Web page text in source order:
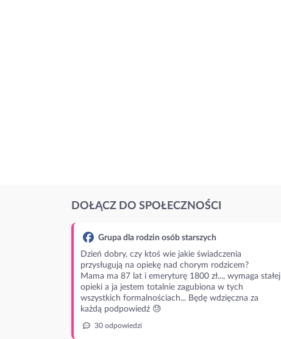
DOŁĄCZ DO SPOŁECZNOŚCI
Grupa dla rodzin osób starszych
Dzień dobry, czy ktoś wie jakie świadczenia
przysługują na opiekę nad chorym rodzicem?
Mama ma 87 lat i emeryturę 1800 zł..., wymaga stałej
opieki a ja jestem totalnie zagubiona w tych
wszystkich formalnościach... Będę wdzięczna za
każdą podpowiedź 😓
30 odpowiedzi